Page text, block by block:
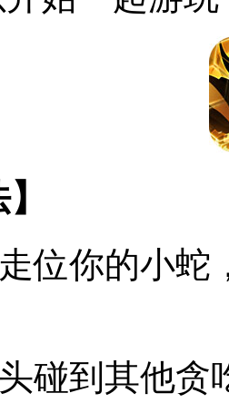
位你的小
碰到其他